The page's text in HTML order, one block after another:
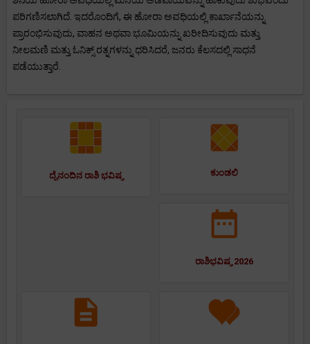
ಪರಿಗಣಿಸಲಾಗಿದೆ. ಇದರೊಂದಿಗೆ, ಈ ಹೋರಾ ಅವಧಿಯಲ್ಲಿ ಕಾರ್ಖಾನೆಯನ್ನು
ಪ್ರಾರಂಭಿಸುವುದು, ವಾಹನ ಅಥವಾ ಭೂಮಿಯನ್ನು ಖರೀದಿಸುವುದು ಮತ್ತು
ನೀಲಮಣಿ ಮತ್ತು ಓನಿಕ್ಸ್ ರತ್ನಗಳನ್ನು ಧರಿಸಿದರೆ, ಜನರು ಕೆಲಸದಲ್ಲಿ ಸಾಧನೆ
ಪಡೆಯುತ್ತಾರೆ.
ದೈನಂದಿನ ರಾಶಿ ಭವಿಷ್ಯ ಕುಂಡಲಿ
ರಾಶಿಭವಿಷ್ಯ 2026